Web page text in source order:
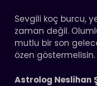
Sevgili koç burcu,
zaman değil.
mutlu bir son
özen göstermelisin.
Astrolog Neslihan